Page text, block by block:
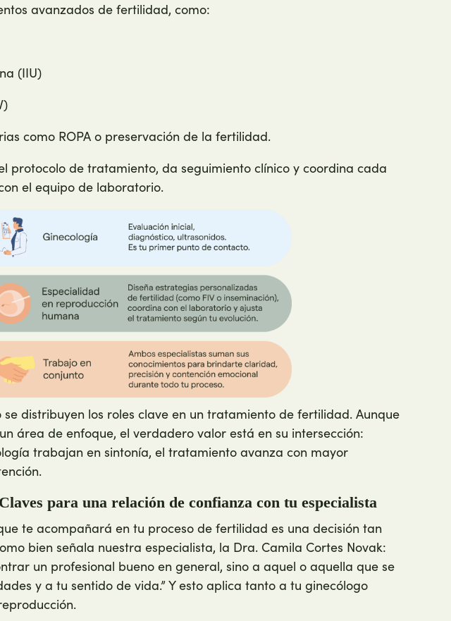
avanzados de fertilidad, como:
(IIU)
como ROPA o preservación de la fertilidad.
protocolo de tratamiento, da seguimiento clínico y coordina cada
el equipo de laboratorio.
distribuyen los roles clave en un tratamiento de fertilidad. Aunque
área de enfoque, el verdadero valor está en su intersección:
trabajan en sintonía, el tratamiento avanza con mayor
para una relación de confianza con tu especialista
te acompañará en tu proceso de fertilidad es una decisión tan
bien señala nuestra especialista, la Dra. Camila Cortes Novak:
un profesional bueno en general, sino a aquel o aquella que se
y a tu sentido de vida.” Y esto aplica tanto a tu ginecólogo